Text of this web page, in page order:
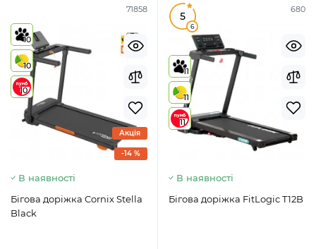
71858
10
10
10
-14 %
Акція
В наявності
Бігова доріжка Cornix Stella
Black
680
5
6
11
11
11
В наявності
Бігова доріжка FitLogic T12B